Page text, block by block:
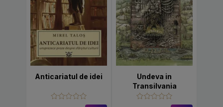
Anticariatul de idei
Undeva in
Transilvania